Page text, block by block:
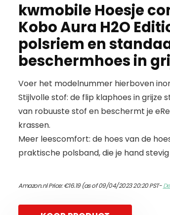
kwmobile Hoesje
Kobo Aura H2O
polsriem en
beschermhoes in
Voer het modelnummer hierboven
Stijlvolle stof: de flip klaphoes in grijze
van robuuste stof en beschermt je
krassen.
Meer leescomfort: de hoes van de
praktische polsband, die je hand
Amazon.nl Price:€16.19(as of 09/04/2023 20:20 PST-